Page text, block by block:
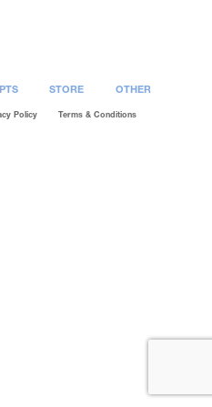
STORE OTHER
Policy Terms & Conditions